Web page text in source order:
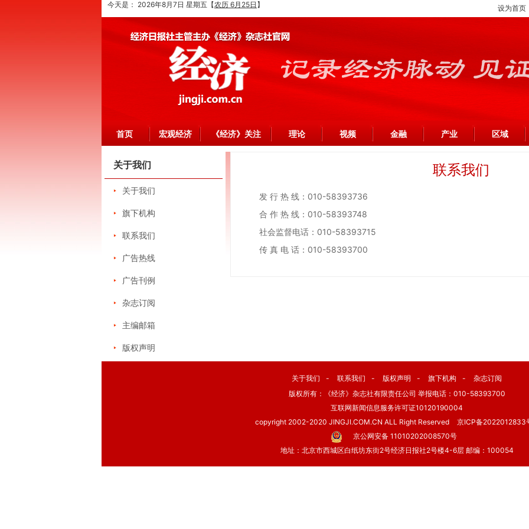
今天是： 2026年8月7日 星期五 【农历 6月25日 】 设为首页
首页 宏观经济 《经济》关注 理论 视频 金融 产业 区域
关于我们
关于我们
旗下机构
联系我们
广告热线
广告刊例
杂志订阅
主编邮箱
版权声明
联系我们
发 行 热 线：010-58393736
合 作 热 线：010-58393748
社会监督电话：010-58393715
传 真 电 话：010-58393700
关于我们 - 联系我们 - 版权声明 - 旗下机构 -
杂志订阅
版权所有：《经济》杂志社有限责任公司 举报电话：010-58393700
互联网新闻信息服务许可证10120190004
copyright 2002-2020 JINGJI.COM.CN ALL Right Reserved
京ICP备2022012833
京公网安备 11010202008570号
地址：北京市西城区白纸坊东街2号经济日报社2号楼4-6层 邮编：100054